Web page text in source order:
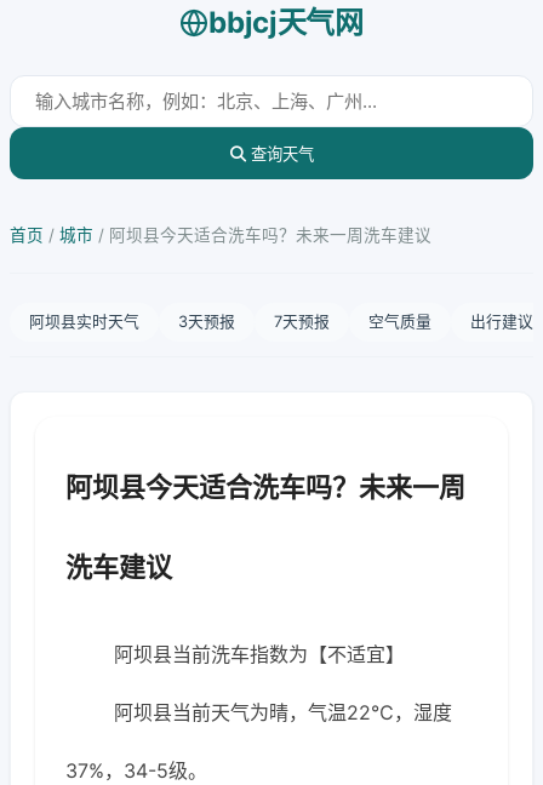
bbjcj天气网
查询天气
首页 / 城市 / 阿坝县今天适合洗车吗？未来一周洗车建议
阿坝县实时天气 3天预报 7天预报 空气质量 出行建议
阿坝县今天适合洗车吗？未来一周
洗车建议
阿坝县当前洗车指数为【不适宜】
阿坝县当前天气为晴，气温22℃，湿度
37%，34-5级。